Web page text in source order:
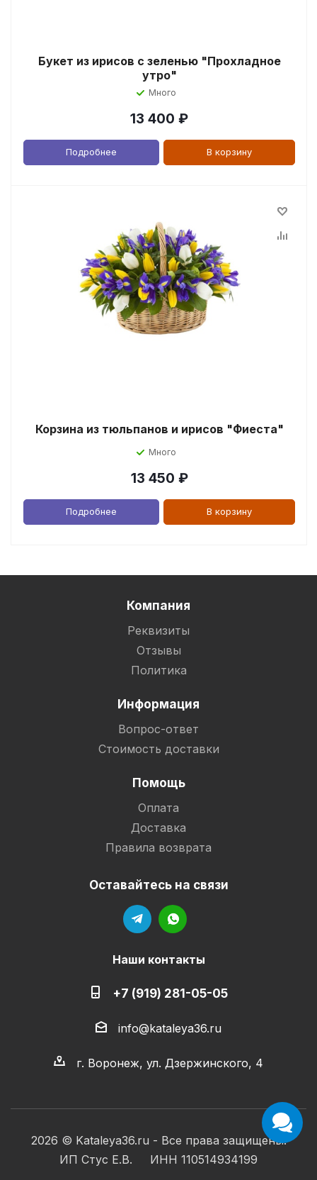
Букет из ирисов с зеленью "Прохладное
утро"
Много
13 400 ₽
Подробнее В корзину
Корзина из тюльпанов и ирисов "Фиеста"
Много
13 450 ₽
Подробнее В корзину
Компания
Реквизиты
Отзывы
Политика
Информация
Вопрос-ответ
Стоимость доставки
Помощь
Оплата
Доставка
Правила возврата
Оставайтесь на связи
Наши контакты
+7 (919) 281-05-05
info@kataleya36.ru
г. Воронеж, ул. Дзержинского, 4
2026 © Kataleya36.ru - Все права защищены.
ИП Стус Е.В. ИНН 110514934199